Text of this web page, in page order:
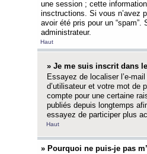
une session ; cette
insctructions. Si vous n’avez
avoir été pris pour un
administrateur.
Haut
» Je me suis inscrit dans
Essayez de localiser l’e-
d’utilisateur et votre mot de
compte pour une certaine
publiés depuis longtemps
essayez de participer plus
Haut
» Pourquoi ne puis-je pas